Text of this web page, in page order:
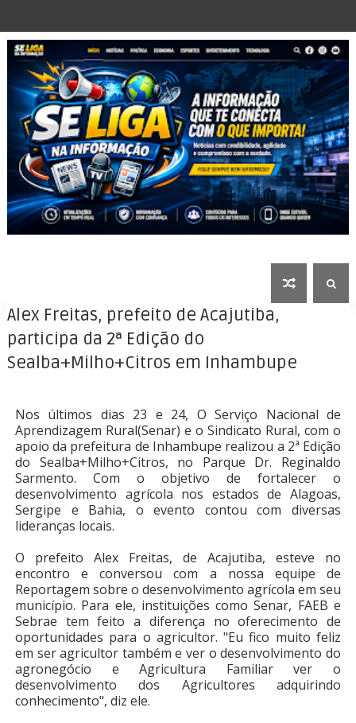
Alex Freitas, prefeito de Acajutiba,
participa da 2ª Edição do
Sealba+Milho+Citros em Inhambupe
Nos últimos dias 23 e 24, O Serviço Nacional de
Aprendizagem Rural(Senar) e o Sindicato Rural, com o
apoio da prefeitura de Inhambupe realizou a 2ª Edição
do Sealba+Milho+Citros, no Parque Dr. Reginaldo
Sarmento. Com o objetivo de fortalecer o
desenvolvimento agrícola nos estados de Alagoas,
Sergipe e Bahia, o evento contou com diversas
lideranças locais.
O prefeito Alex Freitas, de Acajutiba, esteve no
encontro e conversou com a nossa equipe de
Reportagem sobre o desenvolvimento agrícola em seu
município. Para ele, instituições como Senar, FAEB e
Sebrae tem feito a diferença no oferecimento de
oportunidades para o agricultor. "Eu fico muito feliz
em ser agricultor também e ver o desenvolvimento do
agronegócio e Agricultura Familiar ver o
desenvolvimento dos Agricultores adquirindo
conhecimento", diz ele.